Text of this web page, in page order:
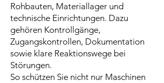
Rohbauten, Materiallager und
technische Einrichtungen. Dazu
gehören Kontrollgänge,
Zugangskontrollen, Dokumentation
sowie klare Reaktionswege bei
Störungen.
So schützen Sie nicht nur Maschinen